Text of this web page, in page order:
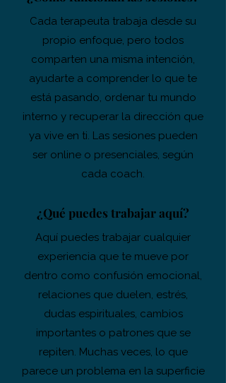
Cada terapeuta trabaja desde su
propio enfoque, pero todos
comparten una misma intención,
ayudarte a comprender lo que te
está pasando, ordenar tu mundo
interno y recuperar la dirección que
ya vive en ti. Las sesiones pueden
ser online o presenciales, según
cada coach.
¿Qué puedes trabajar aquí?
Aquí puedes trabajar cualquier
experiencia que te mueve por
dentro como confusión emocional,
relaciones que duelen, estrés,
dudas espirituales, cambios
importantes o patrones que se
repiten. Muchas veces, lo que
parece un problema en la superficie